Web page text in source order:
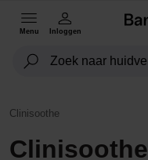
Menu Inloggen
Clinisoothe
Clinisoothe